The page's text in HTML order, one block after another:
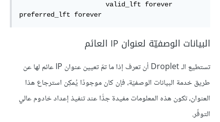
valid_lft forever
البيانات الوصفيّة لعنوان IP العائم
تستطيع الـ Droplet أن تعرف إذا ما تمّ تعيين عنوان IP عائم لها عن
طريق خدمة البيانات الوصفيّة، فإن كان موجودًا يُمكِن استرجاع هذا
العنوان، تكون هذه المعلومات مفيدة جدًّا عند تنفيذ إعداد خادوم عالي
التوفّر.